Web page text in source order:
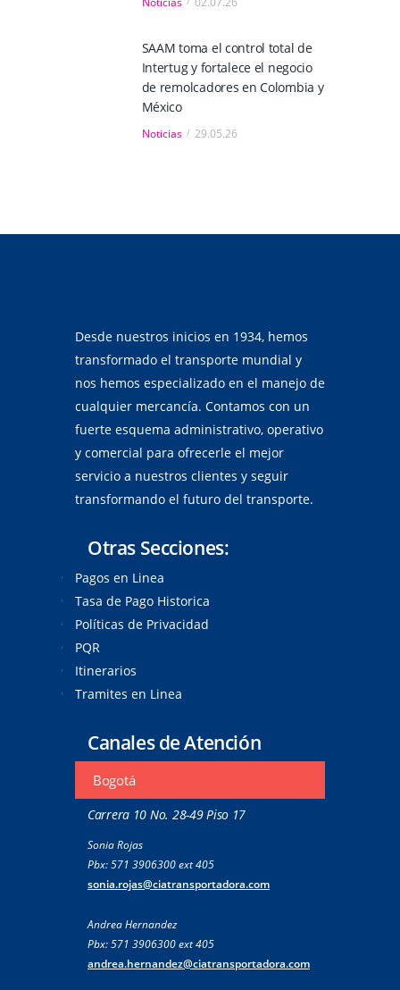
SAAM toma el control total de
Intertug y fortalece el negocio
de remolcadores en Colombia y
México
Noticias 29.05.26
Desde nuestros inicios en 1934, hemos
transformado el transporte mundial y
nos hemos especializado en el manejo de
cualquier mercancía. Contamos con un
fuerte esquema administrativo, operativo
y comercial para ofrecerle el mejor
servicio a nuestros clientes y seguir
transformando el futuro del transporte.
Otras Secciones:
Pagos en Linea
Tasa de Pago Historica
Políticas de Privacidad
PQR
Itinerarios
Tramites en Linea
Canales de Atención
Bogotá
Carrera 10 No. 28-49 Piso 17
Sonia Rojas
Pbx: 571 3906300 ext 405
sonia.rojas@ciatransportadora.com
Andrea Hernandez
Pbx: 571 3906300 ext 405
andrea.hernandez@ciatransportadora.com